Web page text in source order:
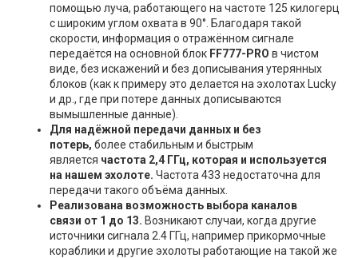
помощью луча, работающего на частоте 125 килогерц
с широким углом охвата в 90°. Благодаря такой
скорости, информация о отражённом сигнале
передаётся на основной блок FF777-PRO в чистом
виде, без искажений и без дописывания утерянных
блоков (как к примеру это делается на эхолотах Lucky
и др., где при потере данных дописываются
вымышленные данные).
Для надёжной передачи данных и без
потерь, более стабильным и быстрым
является частота 2,4 ГГц, которая и используется
на нашем эхолоте. Частота 433 недостаточна для
передачи такого объёма данных.
Реализована возможность выбора каналов
связи от 1 до 13. Возникают случаи, когда другие
источники сигнала 2.4 ГГц, например прикормочные
кораблики и другие эхолоты работающие на такой же